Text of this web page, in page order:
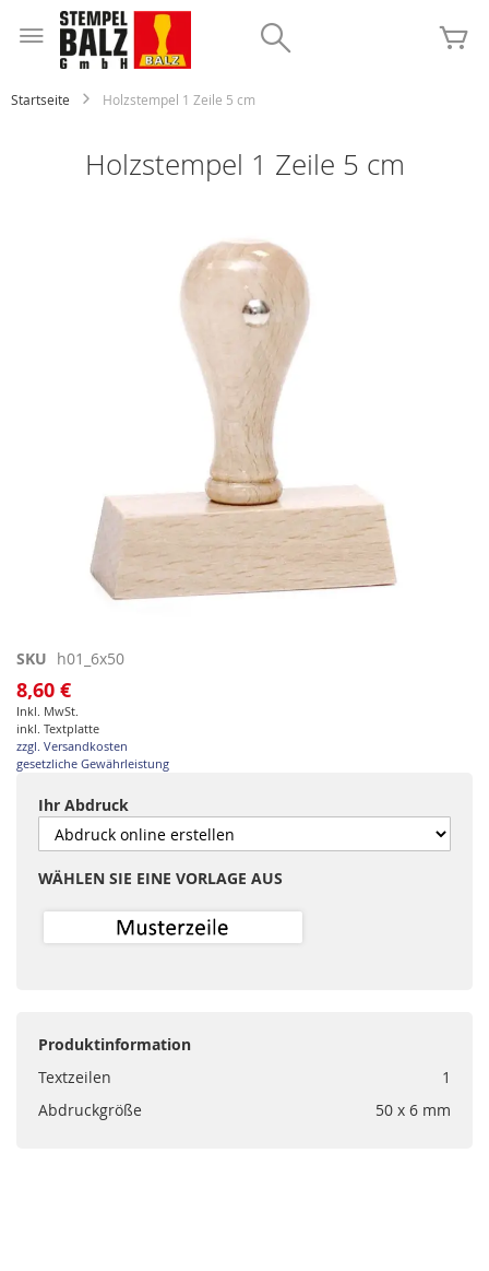
Inhalt
springen
Startseite Holzstempel 1 Zeile 5 cm
Holzstempel 1 Zeile 5 cm
Zum
Anfang
der
Bildgalerie
springen
SKU h01_6x50
8,60 €
Inkl. MwSt.
inkl. Textplatte
zzgl. Versandkosten
gesetzliche Gewährleistung
Ihr Abdruck
WÄHLEN SIE EINE VORLAGE AUS
Produktinformation
Textzeilen
1
Abdruckgröße
50 x 6 mm